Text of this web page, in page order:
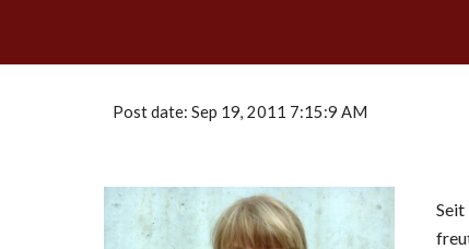
Post date: Sep 19, 2011 7:15:9 AM
Seit